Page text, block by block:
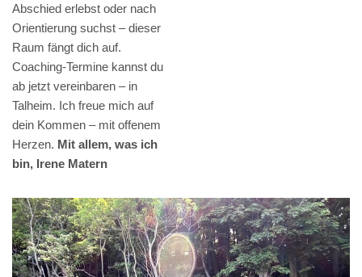
Abschied erlebst oder nach
Orientierung suchst – dieser
Raum fängt dich auf.
Coaching-Termine kannst du
ab jetzt vereinbaren – in
Talheim. Ich freue mich auf
dein Kommen – mit offenem
Herzen. Mit allem, was ich
bin, Irene Matern